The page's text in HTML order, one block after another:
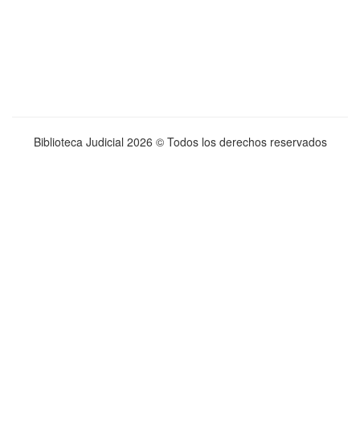
Biblioteca Judicial 2026 © Todos los derechos reservados